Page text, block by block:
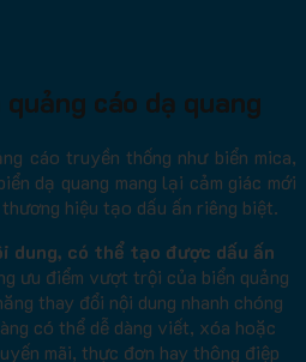
cáo dạ quang
cáo truyền thống như biển mica,
dạ quang mang lại cảm giác mới
hiệu tạo dấu ấn riêng biệt.
dung, có thể tạo được dấu ấn
ưu điểm vượt trội của biển quảng
thay đổi nội dung nhanh chóng
có thể dễ dàng viết, xóa hoặc
mãi, thực đơn hay thông điệp